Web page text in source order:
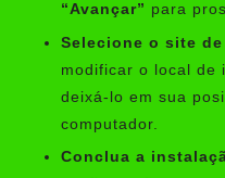
“Avançar” para
Selecione o site
modificar o local de
deixá-lo em sua
computador.
Conclua a